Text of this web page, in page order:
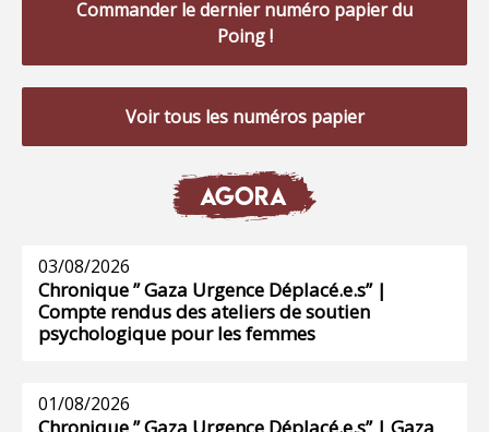
Commander le dernier numéro papier du
Poing !
Voir tous les numéros papier
AGORA
03/08/2026
Chronique ” Gaza Urgence Déplacé.e.s” |
Compte rendus des ateliers de soutien
psychologique pour les femmes
01/08/2026